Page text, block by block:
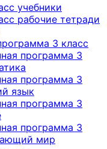
учебники
рабочие тетради
3 класс
программа 3
программа 3
язык
программа 3
программа 3
мир